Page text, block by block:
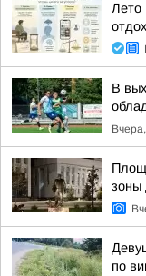
Лето
В
зоны
по